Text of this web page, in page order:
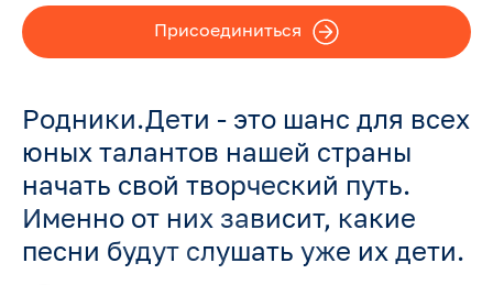
Присоединиться
Родники.Дети - это шанс для всех
юных талантов нашей страны
начать свой творческий путь.
Именно от них зависит, какие
песни будут слушать уже их дети.